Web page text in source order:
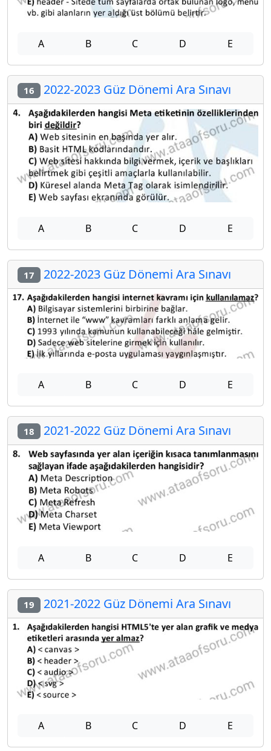
A B C D E
16 2022-2023 Güz Dönemi Ara Sınavı
A B C D E
17 2022-2023 Güz Dönemi Ara Sınavı
A B C D E
18 2021-2022 Güz Dönemi Ara Sınavı
A B C D E
19 2021-2022 Güz Dönemi Ara Sınavı
A B C D E